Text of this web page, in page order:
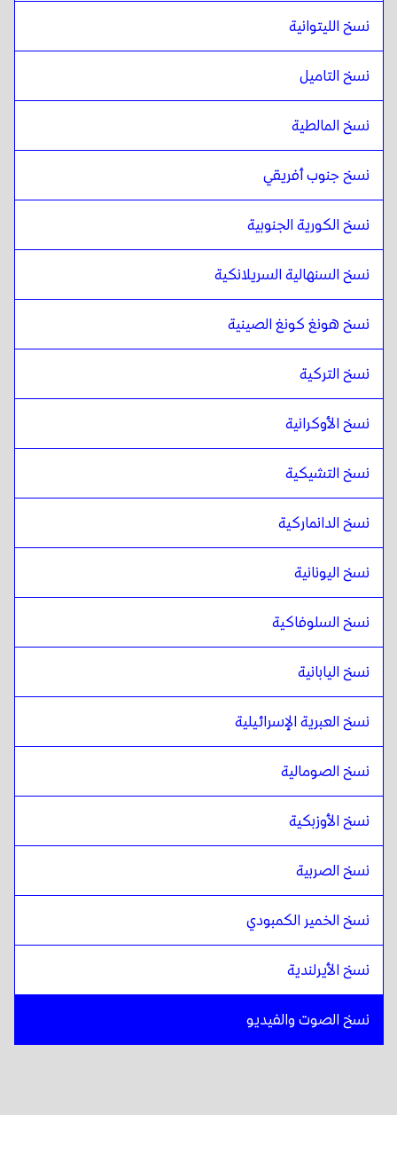
نسخ الليتوانية
نسخ التاميل
نسخ المالطية
نسخ جنوب أفريقي
نسخ الكورية الجنوبية
نسخ السنهالية السريلانكية
نسخ هونغ كونغ الصينية
نسخ التركية
نسخ الأوكرانية
نسخ التشيكية
نسخ الدانماركية
نسخ اليونانية
نسخ السلوفاكية
نسخ اليابانية
نسخ العبرية الإسرائيلية
نسخ الصومالية
نسخ الأوزبكية
نسخ الصربية
نسخ الخمير الكمبودي
نسخ الأيرلندية
نسخ الصوت والفيديو